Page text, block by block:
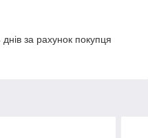
за рахунок покупця